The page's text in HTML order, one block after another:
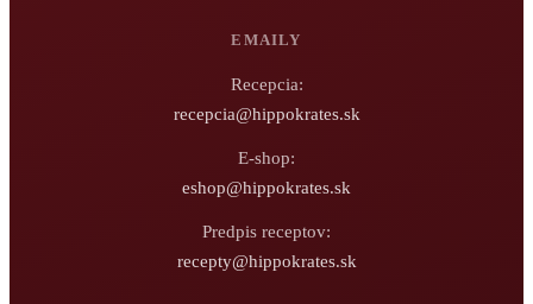
EMAILY
Recepcia:
recepcia@hippokrates.sk
E-shop:
eshop@hippokrates.sk
Predpis receptov:
recepty@hippokrates.sk